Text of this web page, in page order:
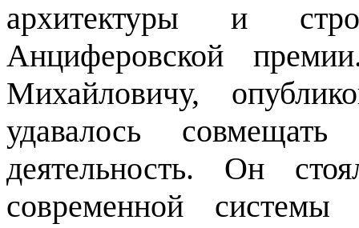
архитектуры и
Анциферовской
Михайловичу,
удавалось
деятельность. Он
современной